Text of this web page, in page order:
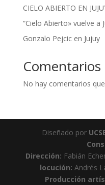
CIELO ABIERTO EN
“Cielo Abierto» vuelve a
Gonzalo Pejcic en Jujuy
No hay comentarios
Diseñado por
Dirección: Fabián
locución: Andrés
Producción